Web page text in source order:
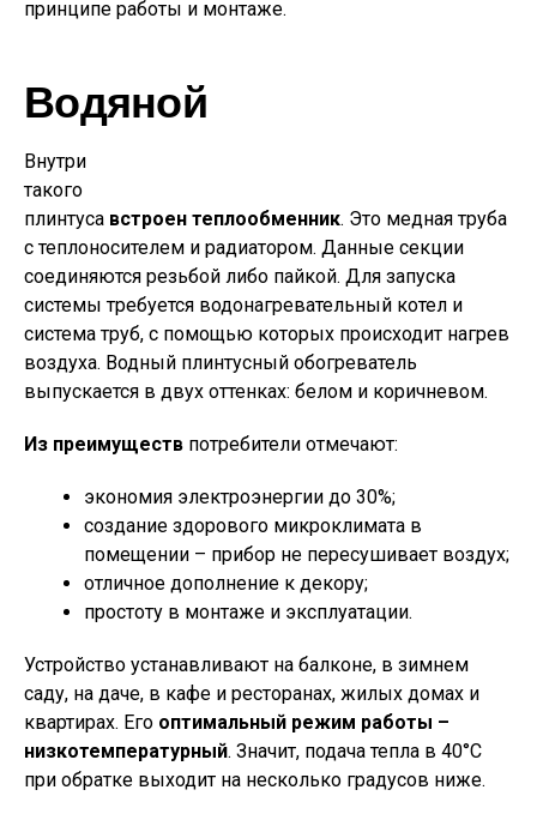
принципе работы и монтаже.
Водяной
Внутри
такого
плинтуса встроен теплообменник. Это медная труба
с теплоносителем и радиатором. Данные секции
соединяются резьбой либо пайкой. Для запуска
системы требуется водонагревательный котел и
система труб, с помощью которых происходит нагрев
воздуха. Водный плинтусный обогреватель
выпускается в двух оттенках: белом и коричневом.
Из преимуществ потребители отмечают:
экономия электроэнергии до 30%;
создание здорового микроклимата в
помещении – прибор не пересушивает воздух;
отличное дополнение к декору;
простоту в монтаже и эксплуатации.
Устройство устанавливают на балконе, в зимнем
саду, на даче, в кафе и ресторанах, жилых домах и
квартирах. Его оптимальный режим работы –
низкотемпературный. Значит, подача тепла в 40°C
при обратке выходит на несколько градусов ниже.